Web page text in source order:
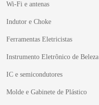
Wi-Fi e antenas
Indutor e Choke
Ferramentas Eletricistas
Instrumento Eletrônico de Beleza
IC e semicondutores
Molde e Gabinete de Plástico